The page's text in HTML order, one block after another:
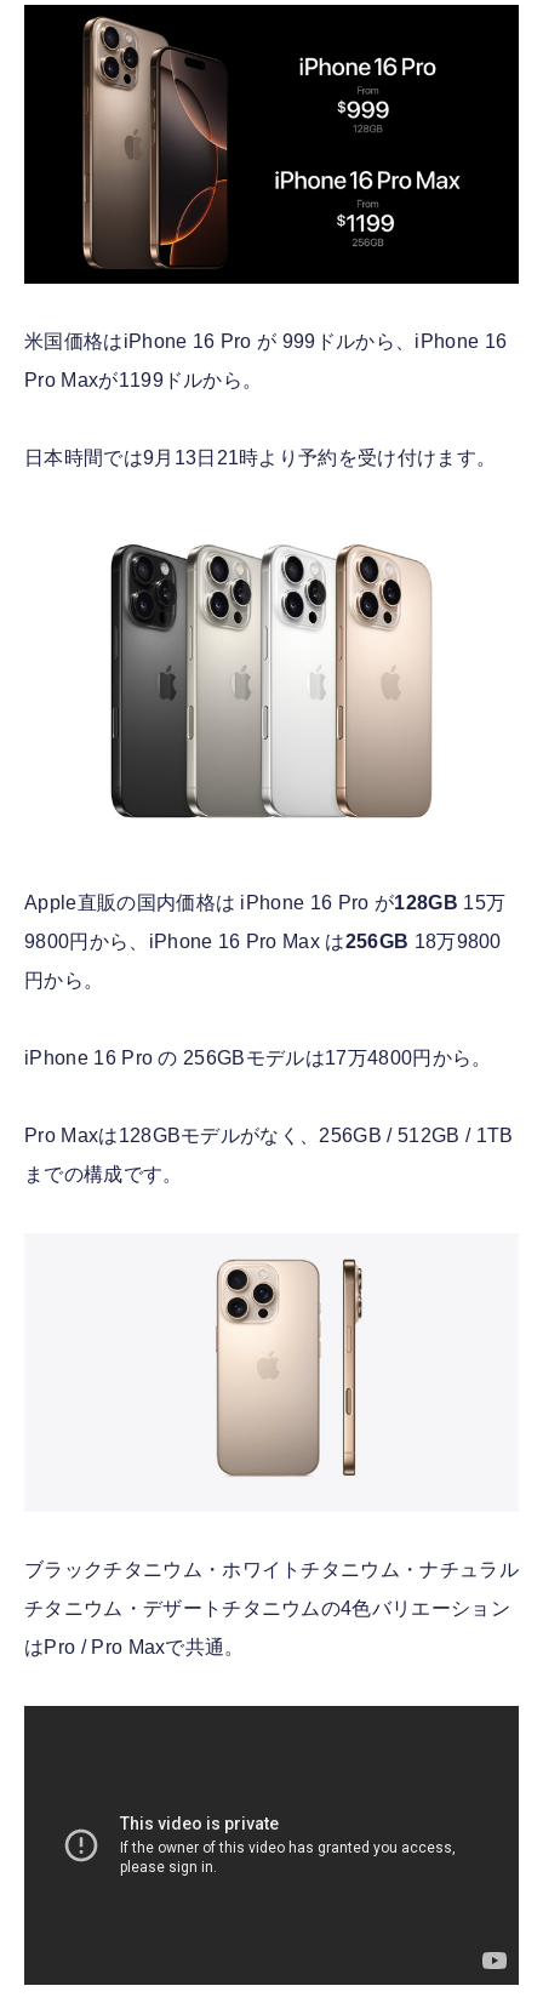
米国価格はiPhone 16 Pro が 999ドルから、iPhone 16
Pro Maxが1199ドルから。
日本時間では9月13日21時より予約を受け付けます。
Apple直販の国内価格は iPhone 16 Pro が128GB 15万
9800円から、iPhone 16 Pro Max は256GB 18万9800
円から。
iPhone 16 Pro の 256GBモデルは17万4800円から。
Pro Maxは128GBモデルがなく、256GB / 512GB / 1TB
までの構成です。
ブラックチタニウム・ホワイトチタニウム・ナチュラル
チタニウム・デザートチタニウムの4色バリエーション
はPro / Pro Maxで共通。